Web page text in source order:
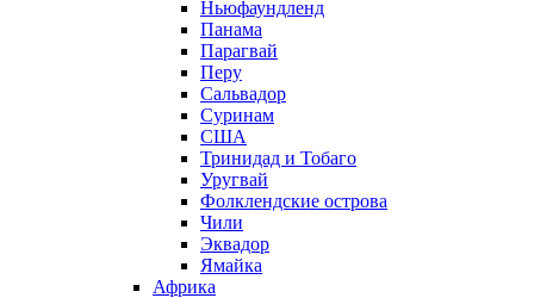
Ньюфаундленд
Панама
Парагвай
Перу
Сальвадор
Суринам
США
Тринидад и Тобаго
Уругвай
Фолклендские острова
Чили
Эквадор
Ямайка
Африка